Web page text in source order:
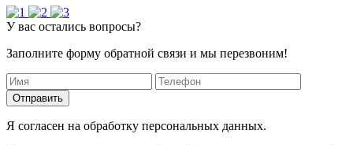
У вас остались вопросы?
Заполните форму обратной связи и мы перезвоним!
Отправить
Я согласен на обработку персональных данных.